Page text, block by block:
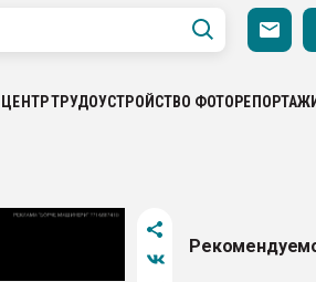
ТРУДОУСТРОЙСТВО ФОТОРЕПОРТАЖИ